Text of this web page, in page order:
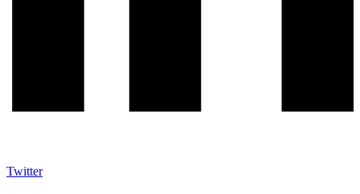
Twitter